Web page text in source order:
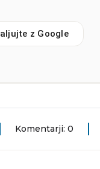
z Google
Komentarji: 0